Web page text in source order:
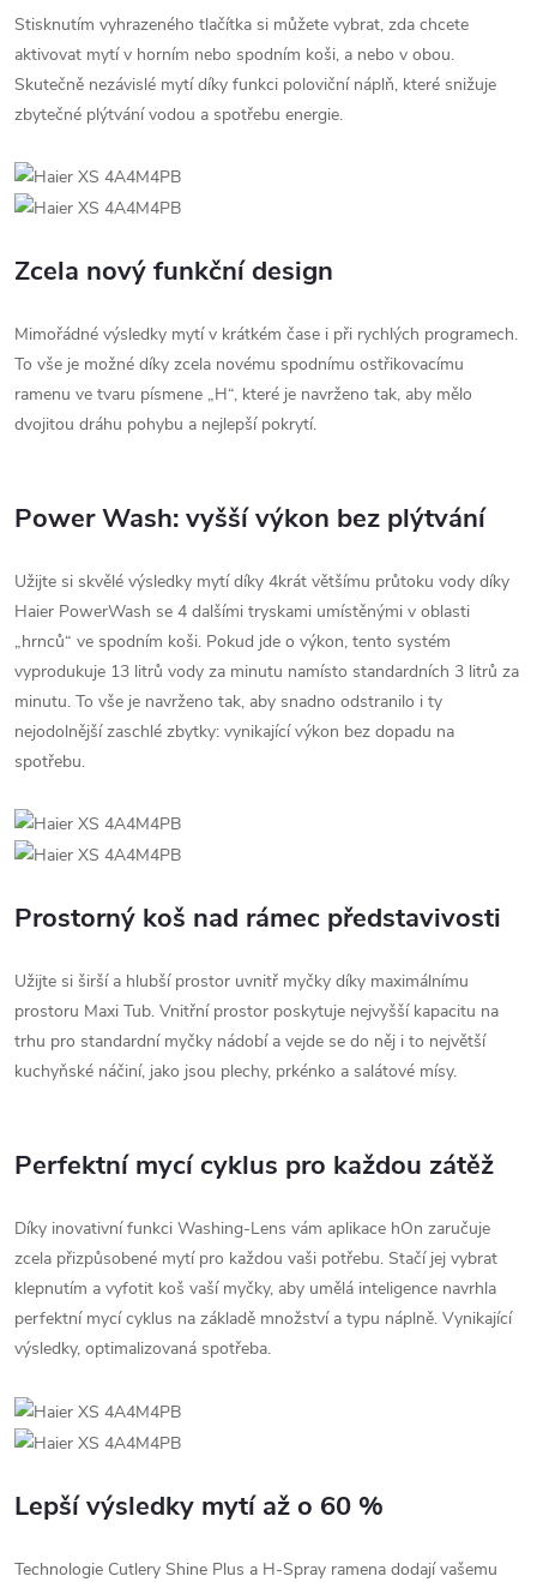
Stisknutím vyhrazeného tlačítka si můžete vybrat, zda chcete
aktivovat mytí v horním nebo spodním koši, a nebo v obou.
Skutečně nezávislé mytí díky funkci poloviční náplň, které snižuje
zbytečné plýtvání vodou a spotřebu energie.
Zcela nový funkční design
Mimořádné výsledky mytí v krátkém čase i při rychlých programech.
To vše je možné díky zcela novému spodnímu ostřikovacímu
ramenu ve tvaru písmene „H“, které je navrženo tak, aby mělo
dvojitou dráhu pohybu a nejlepší pokrytí.
Power Wash: vyšší výkon bez plýtvání
Užijte si skvělé výsledky mytí díky 4krát většímu průtoku vody díky
Haier PowerWash se 4 dalšími tryskami umístěnými v oblasti
„hrnců“ ve spodním koši. Pokud jde o výkon, tento systém
vyprodukuje 13 litrů vody za minutu namísto standardních 3 litrů za
minutu. To vše je navrženo tak, aby snadno odstranilo i ty
nejodolnější zaschlé zbytky: vynikající výkon bez dopadu na
spotřebu.
Prostorný koš nad rámec představivosti
Užijte si širší a hlubší prostor uvnitř myčky díky maximálnímu
prostoru Maxi Tub. Vnitřní prostor poskytuje nejvyšší kapacitu na
trhu pro standardní myčky nádobí a vejde se do něj i to největší
kuchyňské náčiní, jako jsou plechy, prkénko a salátové mísy.
Perfektní mycí cyklus pro každou zátěž
Díky inovativní funkci Washing-Lens vám aplikace hOn zaručuje
zcela přizpůsobené mytí pro každou vaši potřebu. Stačí jej vybrat
klepnutím a vyfotit koš vaší myčky, aby umělá inteligence navrhla
perfektní mycí cyklus na základě množství a typu náplně. Vynikající
výsledky, optimalizovaná spotřeba.
Lepší výsledky mytí až o 60 %
Technologie Cutlery Shine Plus a H-Spray ramena dodají vašemu